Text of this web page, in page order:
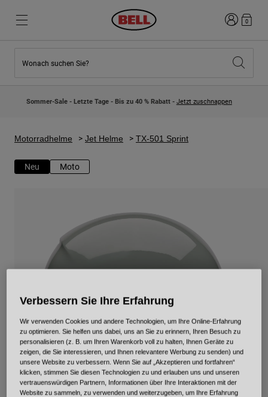
Neuzugänge
Kinder Motocrosshelme
Entdecken Moto
Jets
Motocross
Adventure
Retro
Ersatzteile
Alle Artikel anzeigen
Neuzugänge
Lifestyle
Fullface
Road & Gravel
Ersatzteile
Alle Artikel anzeigen
Anmelden
0
Wonach suchen Sie?
Sommer-Sale - Letzte Tage - Bis zu 40 % Rabatt - Jetzt zuschnappen
Motorradhelme Jet Helme TX-501 Sprint
Neu Moto
Verbessern Sie Ihre Erfahrung
Wir verwenden Cookies und andere Technologien, um Ihre Online-Erfahrung
zu optimieren. Sie helfen uns dabei, uns an Sie zu erinnern, Ihren Besuch zu
personalisieren (z. B. um Ihren Warenkorb voll zu halten, Ihnen Geräte zu
zeigen, die Sie interessieren, und Ihnen relevantere Werbung zu senden) und
unsere Website zu verbessern. Wenn Sie auf „Akzeptieren und fortfahren“
klicken, stimmen Sie diesen Technologien zu und erlauben uns und unseren
vertrauenswürdigen Partnern, Informationen über Ihre Interaktionen mit der
Website zu sammeln, zu verwenden und weiterzugeben, um Ihre Erfahrung